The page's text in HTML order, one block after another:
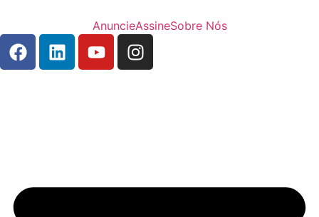
AnuncieAssineSobre Nós